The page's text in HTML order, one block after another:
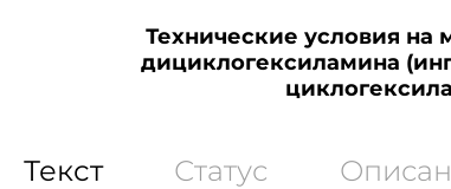
Технические условия
дициклогексиламина
Текст Статус